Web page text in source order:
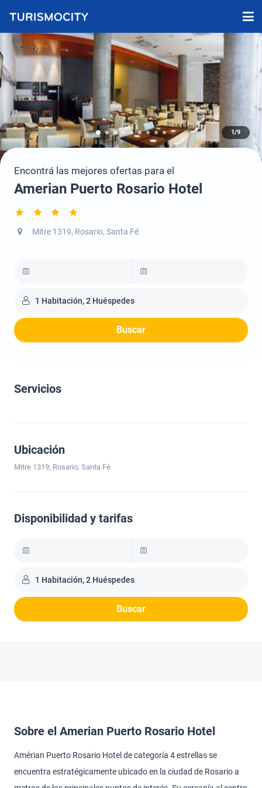
1/9
Encontrá las mejores ofertas para el
Amerian Puerto Rosario Hotel
Mitre 1319, Rosario, Santa Fé
1 Habitación, 2 Huéspedes
Buscar
Servicios
Ubicación
Mitre 1319, Rosario, Santa Fé
Disponibilidad y tarifas
1 Habitación, 2 Huéspedes
Buscar
Sobre el Amerian Puerto Rosario Hotel
Amérian Puerto Rosario Hotel de categoría 4 estrellas se
encuentra estratégicamente ubicado en la ciudad de Rosario a